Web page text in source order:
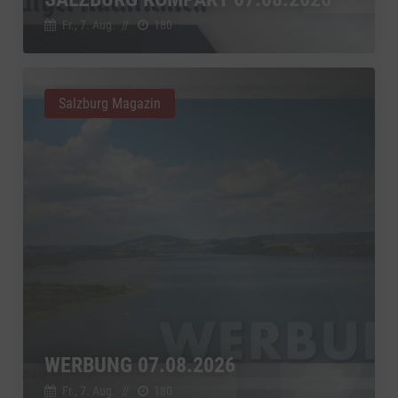
Fr., 7. Aug. // 180
WERBUNG 07.08.2026
Salzburg Magazin
Google Ireland Limited, Irland